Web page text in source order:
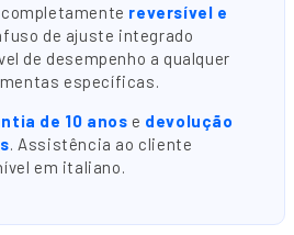
reversível e
de ajuste integrado
de desempenho a qualquer
específicas.
de 10 anos e devolução
. Assistência ao cliente
em italiano.